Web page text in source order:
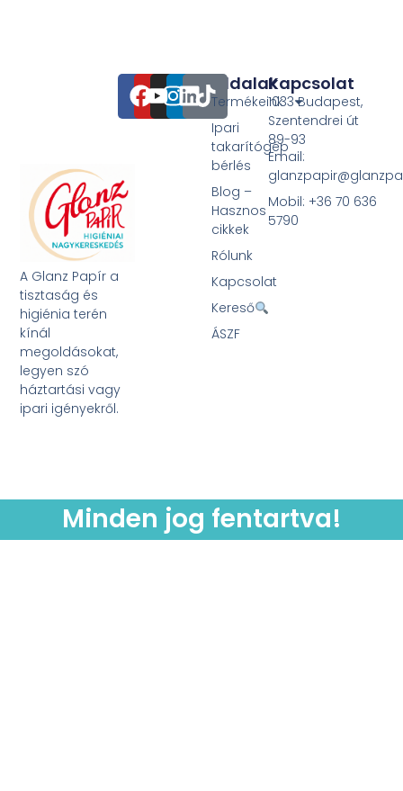
A Glanz Papír a
tisztaság és
higiénia terén
kínál
megoldásokat,
legyen szó
háztartási vagy
ipari igényekről.
Oldalak
Termékeink
Ipari
takarítógép
bérlés
Blog –
Hasznos
cikkek
Rólunk
Kapcsolat
Kereső
ÁSZF
Kapcsolat
1033 Budapest,
Szentendrei út
89-93
Email:
Mobil: +36 70 636
5790
Minden jog fentartva!